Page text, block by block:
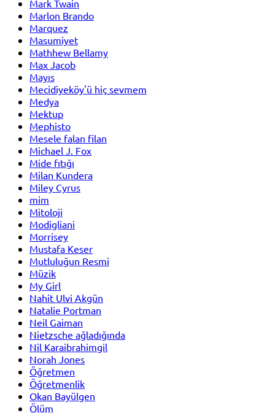
Mark Twain
Marlon Brando
Marquez
Masumiyet
Mathhew Bellamy
Max Jacob
Mayıs
Mecidiyeköy'ü hiç sevmem
Medya
Mektup
Mephisto
Mesele falan filan
Michael J. Fox
Mide fıtığı
Milan Kundera
Miley Cyrus
mim
Mitoloji
Modigliani
Morrisey
Mustafa Keser
Mutluluğun Resmi
Müzik
My Girl
Nahit Ulvi Akgün
Natalie Portman
Neil Gaiman
Nietzsche ağladığında
Nil Karaibrahimgil
Norah Jones
Öğretmen
Öğretmenlik
Okan Bayülgen
Ölüm